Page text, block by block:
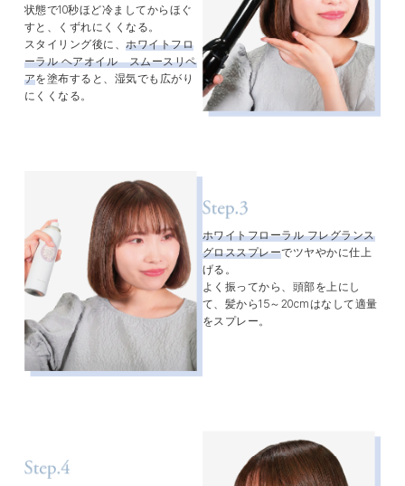
状態で10秒ほど冷ましてからほぐ
すと、くずれにくくなる。
スタイリング後に、ホワイトフロ
ーラル ヘアオイル スムースリペ
アを塗布すると、湿気でも広がり
にくくなる。
ホワイトフローラル フレグランス
グロススプレーでツヤやかに仕上
げる。
よく振ってから、頭部を上にし
て、髪から15～20cmはなして適量
をスプレー。